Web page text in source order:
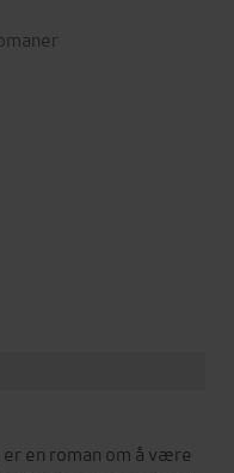
er en roman om å være